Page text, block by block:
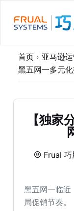
过
首页 › 亚马逊
黑五网一多元
【独家
Frual 巧
黑五网一临近
局促销节奏。